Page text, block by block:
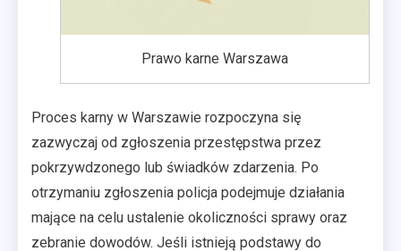
Prawo karne Warszawa
Proces karny w Warszawie rozpoczyna się
zazwyczaj od zgłoszenia przestępstwa przez
pokrzywdzonego lub świadków zdarzenia. Po
otrzymaniu zgłoszenia policja podejmuje działania
mające na celu ustalenie okoliczności sprawy oraz
zebranie dowodów. Jeśli istnieją podstawy do